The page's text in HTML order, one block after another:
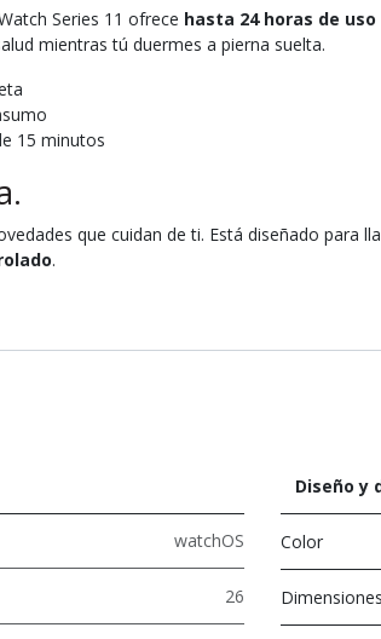
Series 11 ofrece hasta 24 horas de
mientras tú duermes a pierna suelta.
15 minutos
que cuidan de ti. Está diseñado para
.
watchOS
26
Diseño y
Color
Dimensiones